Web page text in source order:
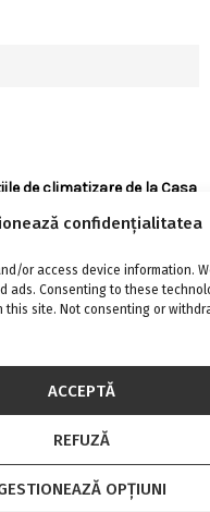
confidențialitatea
or access device information.
ads. Consenting to these
site. Not consenting or
ACCEPTĂ
REFUZĂ
OPȚIUNI
de climatizare de la Casa